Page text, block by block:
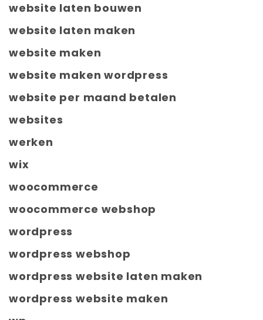
website laten bouwen
website laten maken
website maken
website maken wordpress
website per maand betalen
websites
werken
wix
woocommerce
woocommerce webshop
wordpress
wordpress webshop
wordpress website laten maken
wordpress website maken